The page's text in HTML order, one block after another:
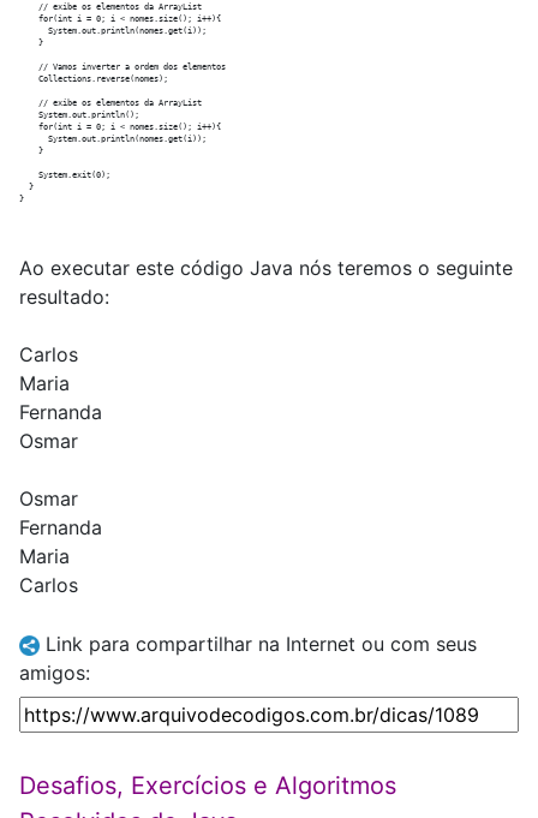
    // exibe os elementos da ArrayList
    for(int i = 0; i < nomes.size(); i++){
      System.out.println(nomes.get(i));
    }
    // Vamos inverter a ordem dos elementos
    Collections.reverse(nomes);
    // exibe os elementos da ArrayList
    System.out.println();
    for(int i = 0; i < nomes.size(); i++){
      System.out.println(nomes.get(i));
    }
    System.exit(0);
  }
Ao executar este código Java nós teremos o seguinte
resultado:
Carlos
Maria
Fernanda
Osmar
Osmar
Fernanda
Maria
Carlos
Link para compartilhar na Internet ou com seus
amigos:
Desafios, Exercícios e Algoritmos